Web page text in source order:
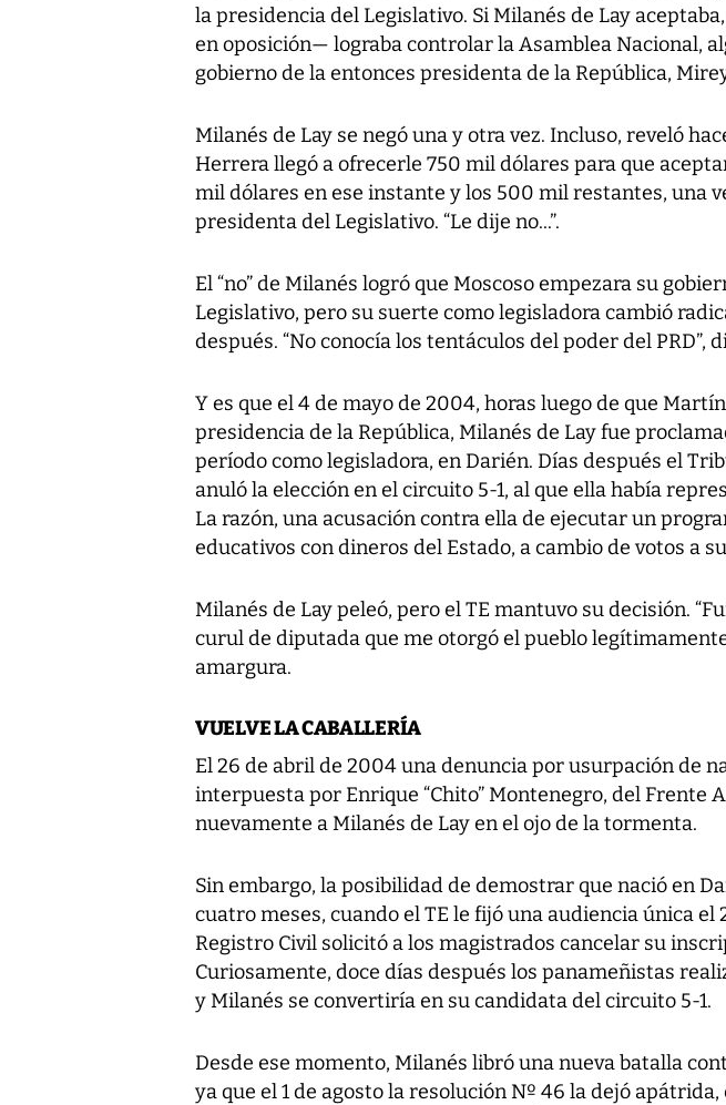
la presidencia del Legislativo. Si Milanés de Lay
en oposición— lograba controlar la Asamblea Nacional,
gobierno de la entonces presidenta de la República,
Milanés de Lay se negó una y otra vez. Incluso, reveló
Herrera llegó a ofrecerle 750 mil dólares para que
mil dólares en ese instante y los 500 mil restantes, una
presidenta del Legislativo. “Le dije no...”.
El “no” de Milanés logró que Moscoso empezara su
Legislativo, pero su suerte como legisladora cambió
después. “No conocía los tentáculos del poder del PRD”,
Y es que el 4 de mayo de 2004, horas luego de que
presidencia de la República, Milanés de Lay fue
período como legisladora, en Darién. Días después el
anuló la elección en el circuito 5-1, al que ella había
La razón, una acusación contra ella de ejecutar un
educativos con dineros del Estado, a cambio de votos a
Milanés de Lay peleó, pero el TE mantuvo su decisión.
curul de diputada que me otorgó el pueblo
amargura.
VUELVE LA CABALLERÍA
El 26 de abril de 2004 una denuncia por usurpación de
interpuesta por Enrique “Chito” Montenegro, del Frente
nuevamente a Milanés de Lay en el ojo de la tormenta.
Sin embargo, la posibilidad de demostrar que nació en
cuatro meses, cuando el TE le fijó una audiencia única el
Registro Civil solicitó a los magistrados cancelar su
Curiosamente, doce días después los panameñistas
y Milanés se convertiría en su candidata del circuito 5-1.
Desde ese momento, Milanés libró una nueva batalla
ya que el 1 de agosto la resolución Nº 46 la dejó